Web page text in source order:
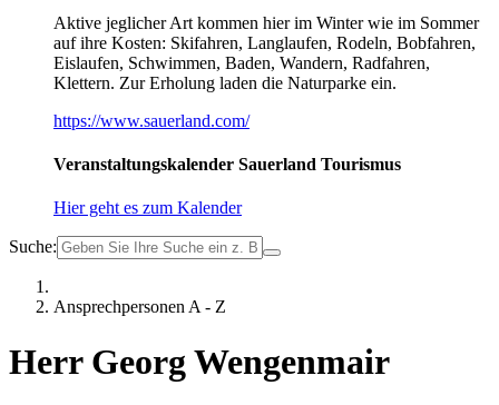
Aktive jeglicher Art kommen hier im Winter wie im Sommer
auf ihre Kosten: Skifahren, Langlaufen, Rodeln, Bobfahren,
Eislaufen, Schwimmen, Baden, Wandern, Radfahren,
Klettern. Zur Erholung laden die Naturparke ein.
https://www.sauerland.com/
Veranstaltungskalender Sauerland Tourismus
Hier geht es zum Kalender
Suche:
Ansprechpersonen A - Z
Herr Georg Wengenmair